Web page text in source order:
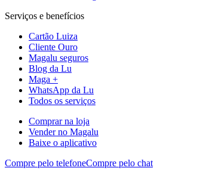
Serviços e benefícios
Cartão Luiza
Cliente Ouro
Magalu seguros
Blog da Lu
Maga +
WhatsApp da Lu
Todos os serviços
Comprar na loja
Vender no Magalu
Baixe o aplicativo
Compre pelo telefoneCompre pelo chat